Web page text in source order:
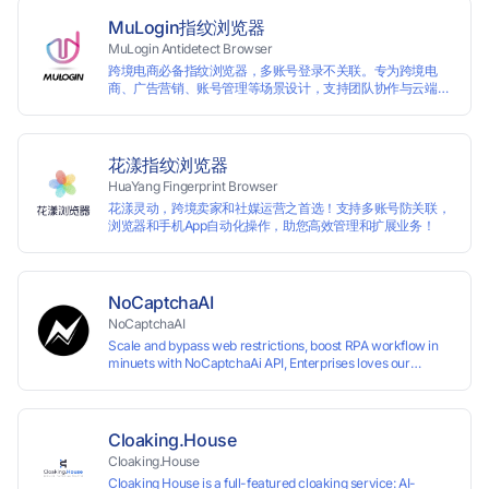
MuLogin指纹浏览器
MuLogin Antidetect Browser
跨境电商必备指纹浏览器，多账号登录不关联。专为跨境电
商、广告营销、账号管理等场景设计，支持团队协作与云端管
花漾指纹浏览器
HuaYang Fingerprint Browser
花漾灵动，跨境卖家和社媒运营之首选！支持多账号防关联，
浏览器和手机App自动化操作，助您高效管理和扩展业务！
NoCaptchaAI
NoCaptchaAI
Scale and bypass web restrictions, boost RPA workflow in
minuets with NoCaptchaAi API, Enterprises loves our
Cloaking.House
Cloaking.House
Cloaking House is a full-featured cloaking service: AI-